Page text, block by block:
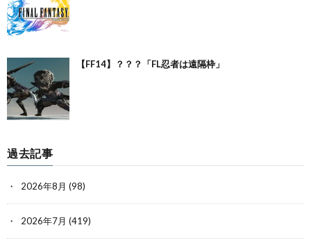
【FF14】？？？「FL忍者は遠隔枠」
過去記事
2026年8月 (98)
2026年7月 (419)